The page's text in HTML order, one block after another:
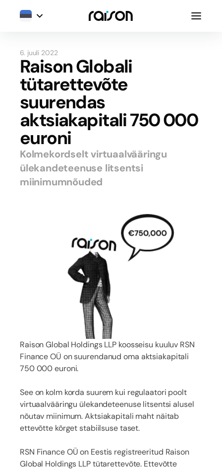
6. juuli 2022
Raison Globali
tütarettevõte
suurendas
aktsiakapitali 750 000
euroni
Kolmekordselt virtuaalvääringu
ülekandeteenuse litsentsi
miinimumnõuded
Raison Global Holdings LLP koosseisu kuuluv RSN
Finance OÜ on suurendanud oma aktsiakapitali
750 000 euroni.
See on kolm korda suurem kui regulaatori poolt
virtuaalvääringu ülekandeteenuse litsentsi alusel
nõutav miinimum. Aktsiakapitali maht näitab
ettevõtte kõrget stabiilsuse taset.
RSN Finance OÜ on Eestis registreeritud Raison
Global Holdings LLP tütarettevõte. Ettevõtte